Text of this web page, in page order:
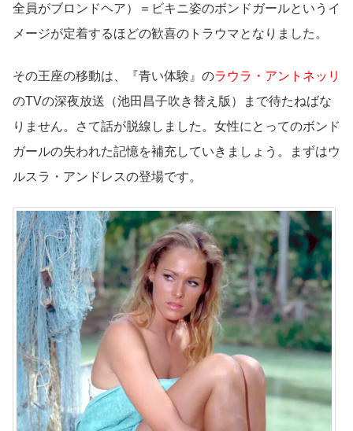
全員がブロンドヘア）＝ビキニ姿のボンドガールというイ
メージが定着するほどの歓喜のトラウマとなりました。
その王座の移動は、『青い体験』のラウラ・アントネッリ
のTVの深夜放送（池田昌子吹き替え版）まで待たねばな
りません。さて話が脱線しました。女性にとってのボンド
ガールの失われた記憶を補充していきましょう。まずはウ
ルスラ・アンドレスの登場です。